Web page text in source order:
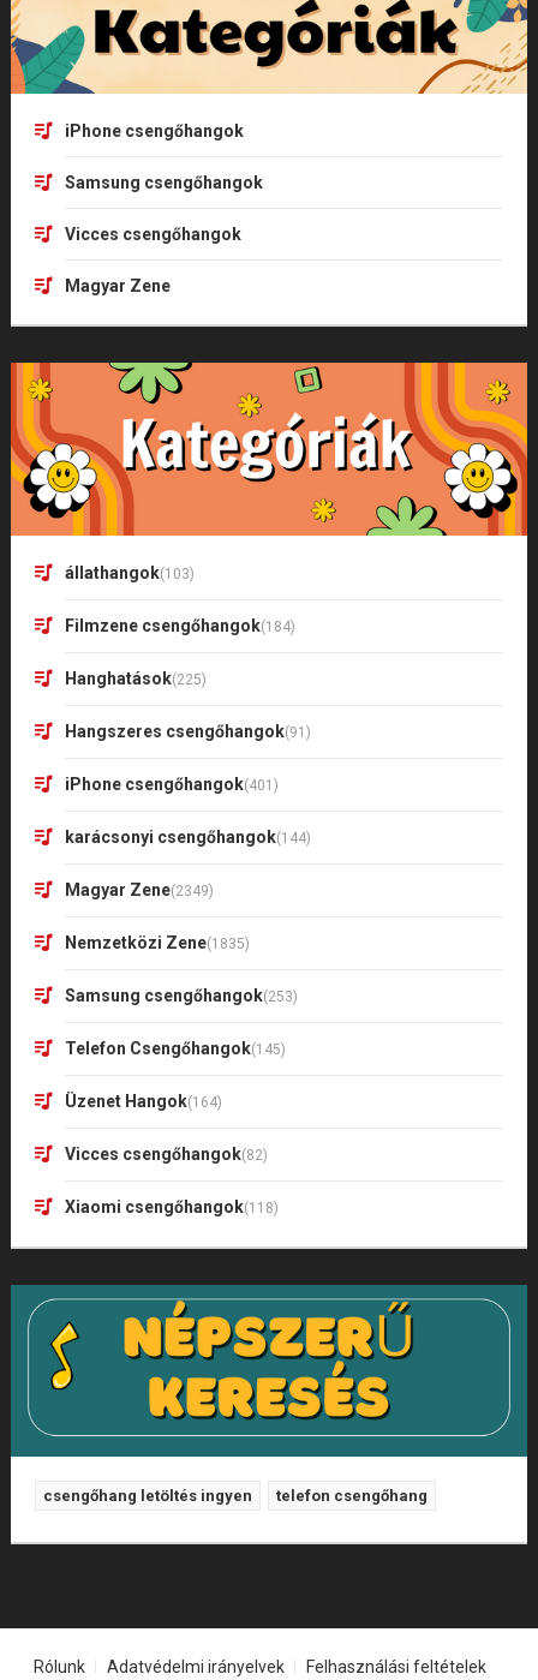
iPhone csengőhangok
Samsung csengőhangok
Vicces csengőhangok
Magyar Zene
állathangok(103)
Filmzene csengőhangok(184)
Hanghatások(225)
Hangszeres csengőhangok(91)
iPhone csengőhangok(401)
karácsonyi csengőhangok(144)
Magyar Zene(2349)
Nemzetközi Zene(1835)
Samsung csengőhangok(253)
Telefon Csengőhangok(145)
Üzenet Hangok(164)
Vicces csengőhangok(82)
Xiaomi csengőhangok(118)
csengőhang letöltés ingyen telefon csengőhang
Rólunk Adatvédelmi irányelvek Felhasználási feltételek